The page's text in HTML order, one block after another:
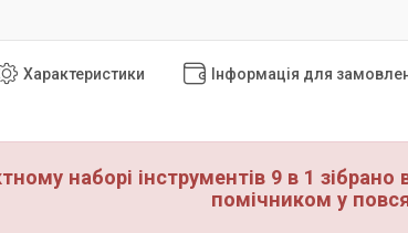
Характеристики Інформація для
наборі інструментів 9 в 1
помічником у